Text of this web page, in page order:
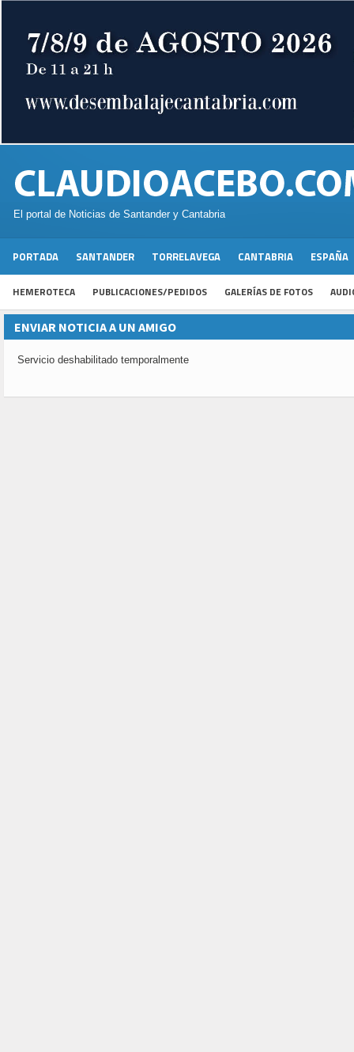
El portal de Noticias de Santander y Cantabria
PORTADA SANTANDER TORRELAVEGA CANTABRIA ESPAÑA
HEMEROTECA PUBLICACIONES/PEDIDOS GALERÍAS DE FOTOS
ENVIAR NOTICIA A UN AMIGO
Servicio deshabilitado temporalmente